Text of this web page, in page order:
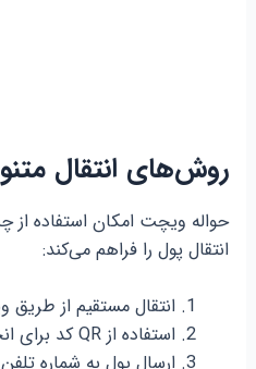
روش‌های انتقال
حواله ویچت امکان استفاده
انتقال پول را فراهم می‌کند:
انتقال مستقیم از
استفاده از QR کد برای انجام تراکنش